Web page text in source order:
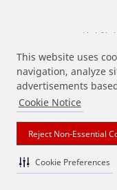
This website uses
navigation, analyze
advertisements
Cookie Notice
Reject Non-Essential
Cookie Preferences
상기 열